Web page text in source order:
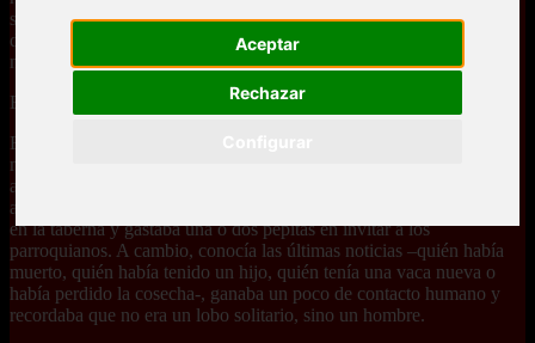
Aceptar
Rechazar
su juventud por todos las territorios hasta el mar, y por las montañas
del norte y el oeste, y había vuelto a su tierra para vivir,
modestamente, del mineral extraido del río.
Era una buena vida, y Padern era feliz con ella.
En ocasiones, al menos una noche en cada plenilunio, el buscador
montaba a Gael, su caballo zaino, y se acercaba a alguna de las
aldeas cercanas para comprar provisiones. Otras veces, como
aquella última noche de su vida, caminaba hasta la aldea, se sentaba
en la taberna y gastaba una o dos pepitas en invitar a los
parroquianos. A cambio, conocía las últimas noticias –quién había
muerto, quién había tenido un hijo, quién tenía una vaca nueva o
había perdido la cosecha-, ganaba un poco de contacto humano y
recordaba que no era un lobo solitario, sino un hombre.